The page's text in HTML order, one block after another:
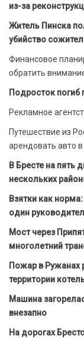
из-за
Житель Пинска
убийство
Финансовое
обратить
Подросток
Рекламное
Путешествие из
арендовать авто
В Бресте на пять
нескольких
Взятки как
один
Мост через
многолетний
Пожар в Ружанах
территории
Машина
внезапно
На дорогах